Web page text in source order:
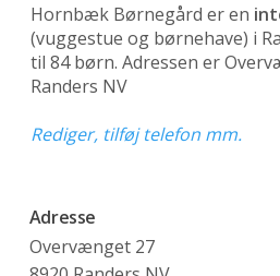
Hornbæk Børnegård er en
(vuggestue og børnehave) i
til 84 børn. Adressen er
Randers NV
Rediger, tilføj telefon mm.
Adresse
Overvænget 27